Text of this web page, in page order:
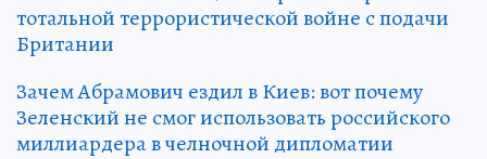
тотальной террористической войне с подачи
Британии
Зачем Абрамович ездил в Киев: вот почему
Зеленский не смог использовать российского
миллиардера в челночной дипломатии